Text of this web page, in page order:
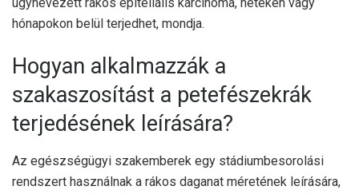
hónapokon belül terjedhet, mondja.
Hogyan alkalmazzák a
szakaszosítást a petefészekrák
terjedésének leírására?
Az egészségügyi szakemberek egy stádiumbesorolási
rendszert használnak a rákos daganat méretének leírására,